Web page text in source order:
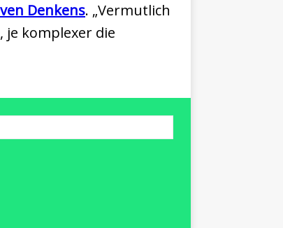
Denkens. „Vermutlich
komplexer die